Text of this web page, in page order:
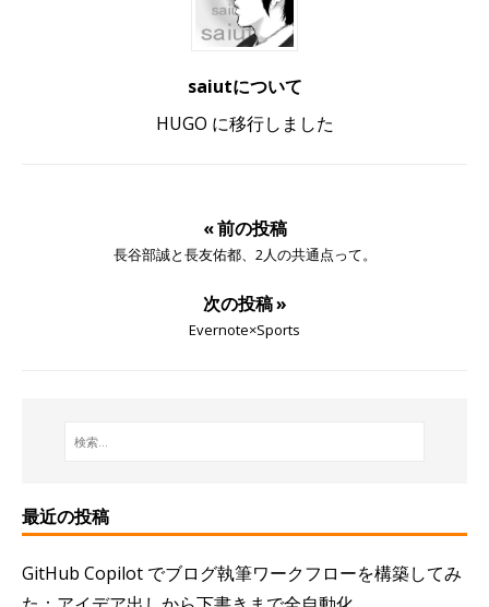
saiutについて
HUGO に移行しました
« 前の投稿
長谷部誠と長友佑都、2人の共通点って。
次の投稿 »
Evernote×Sports
最近の投稿
GitHub Copilot でブログ執筆ワークフローを構築してみ